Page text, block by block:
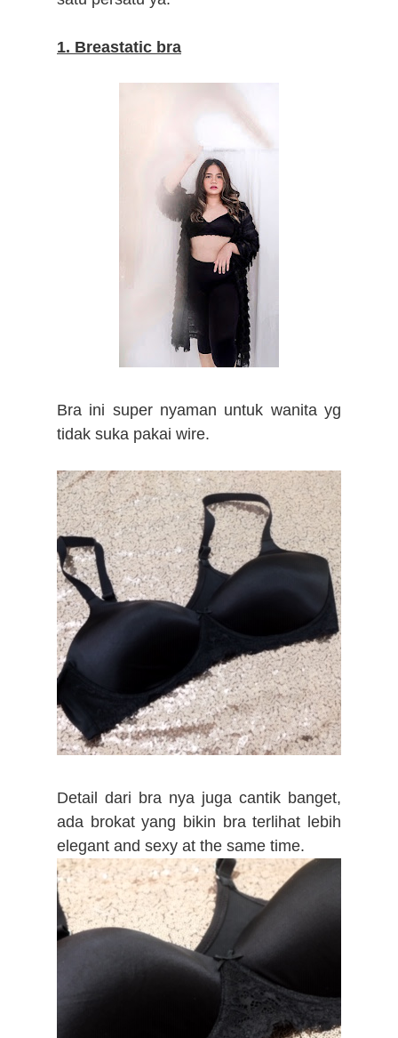
1. Breastatic bra
Bra ini super nyaman untuk wanita yg
tidak suka pakai wire.
Detail dari bra nya juga cantik banget,
ada brokat yang bikin bra terlihat lebih
elegant and sexy at the same time.